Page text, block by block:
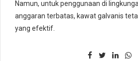
Namun, untuk penggunaan di
anggaran terbatas, kawat galvanis
yang efektif.